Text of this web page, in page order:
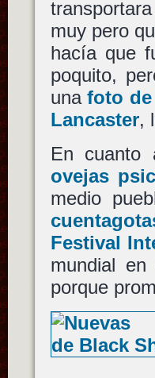
muy pero
hacía que
poquito,
unafoto
Lancaster,
En cuanto
ovejas
medio
Festival
mundial en
porque